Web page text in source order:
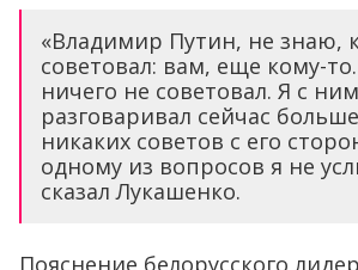
«Владимир Путин, не знаю,
советовал: вам, еще кому-
ничего не советовал. Я с ним
разговаривал сейчас
никаких советов с его
одному из вопросов я не
сказал Лукашенко.
Пояснение белорусского